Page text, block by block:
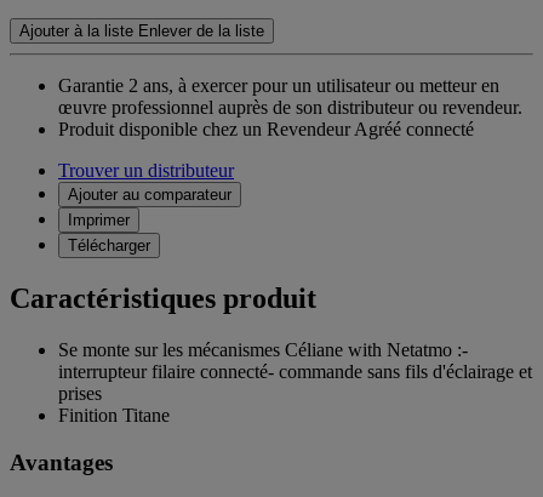
Ajouter à la liste Enlever de la liste
Garantie 2 ans, à exercer pour un utilisateur ou metteur en
œuvre professionnel auprès de son distributeur ou revendeur.
Produit disponible chez un Revendeur Agréé connecté
Trouver un distributeur
Ajouter au comparateur
Imprimer
Télécharger
Caractéristiques produit
Se monte sur les mécanismes Céliane with Netatmo :-
interrupteur filaire connecté- commande sans fils d'éclairage et
prises
Finition Titane
Avantages